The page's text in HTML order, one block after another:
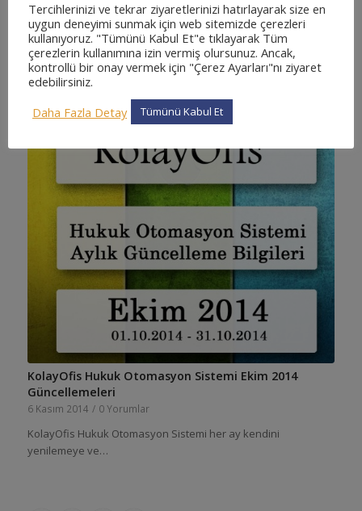
2 Aralık 2014 / 0 Yorumlar
KolayOfis Hukuk Otomasyon Sistemi Kasım 2014
Güncellemeleri…
KolayOfis Hukuk Otomasyon Sistemi Ekim 2014
Güncellemeleri
6 Kasım 2014 / 0 Yorumlar
KolayOfis Hukuk Otomasyon Sistemi her ay kendini
yenilemeye ve…
Tercihlerinizi ve tekrar ziyaretlerinizi hatırlayarak size en
uygun deneyimi sunmak için web sitemizde çerezleri
kullanıyoruz. "Tümünü Kabul Et"e tıklayarak Tüm
çerezlerin kullanımına izin vermiş olursunuz. Ancak,
kontrollü bir onay vermek için "Çerez Ayarları"nı ziyaret
edebilirsiniz.
Daha Fazla Detay
Tümünü Kabul Et